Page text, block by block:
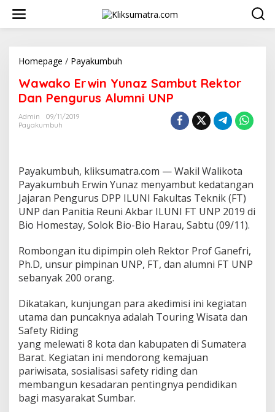
w
Homepage / Payakumbuh
w
a
k
n
Y
u
n
a
z
a
m
b
R
e
o
r
D
a
n
P
Wawako Erwin Yunaz Sambut Rektor
Dan Pengurus Alumni UNP
Admin
09/11/2019
Payakumbuh
Payakumbuh, kliksumatra.com — Wakil Walikota
Payakumbuh Erwin Yunaz menyambut kedatangan
Jajaran Pengurus DPP ILUNI Fakultas Teknik (FT)
UNP dan Panitia Reuni Akbar ILUNI FT UNP 2019 di
Bio Homestay, Solok Bio-Bio Harau, Sabtu (09/11).
Rombongan itu dipimpin oleh Rektor Prof Ganefri,
Ph.D, unsur pimpinan UNP, FT, dan alumni FT UNP
sebanyak 200 orang.
Dikatakan, kunjungan para akedimisi ini kegiatan
utama dan puncaknya adalah Touring Wisata dan
Safety Riding
yang melewati 8 kota dan kabupaten di Sumatera
Barat. Kegiatan ini mendorong kemajuan
pariwisata, sosialisasi safety riding dan
membangun kesadaran pentingnya pendidikan
bagi masyarakat Sumbar.